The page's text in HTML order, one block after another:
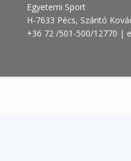
Egyetemi Sport
H-7633 Pécs, Szántó
+36 72 /501-500/12770 |